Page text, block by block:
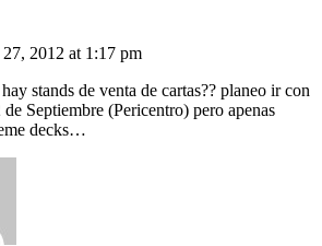
27, 2012 at 1:17 pm
stands de venta de cartas?? planeo ir con
Septiembre (Pericentro) pero apenas
decks…